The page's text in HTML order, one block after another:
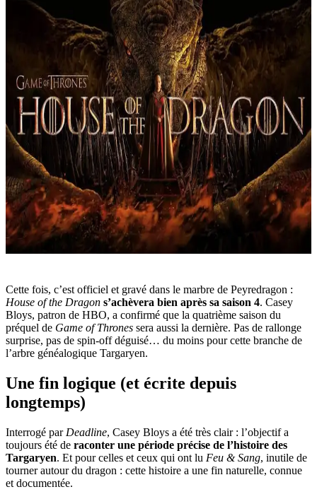
Cette fois, c’est officiel et gravé dans le marbre de Peyredragon :
House of the Dragon s’achèvera bien après sa saison 4. Casey
Bloys, patron de HBO, a confirmé que la quatrième saison du
préquel de Game of Thrones sera aussi la dernière. Pas de rallonge
surprise, pas de spin-off déguisé… du moins pour cette branche de
l’arbre généalogique Targaryen.
Une fin logique (et écrite depuis
longtemps)
Interrogé par Deadline, Casey Bloys a été très clair : l’objectif a
toujours été de raconter une période précise de l’histoire des
Targaryen. Et pour celles et ceux qui ont lu Feu & Sang, inutile de
tourner autour du dragon : cette histoire a une fin naturelle, connue
et documentée.